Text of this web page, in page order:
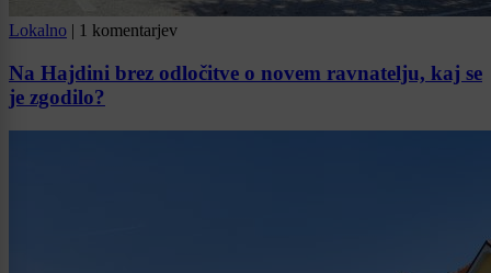
Lokalno | 1 komentarjev
Na Hajdini brez odločitve o novem ravnatelju, kaj se
je zgodilo?